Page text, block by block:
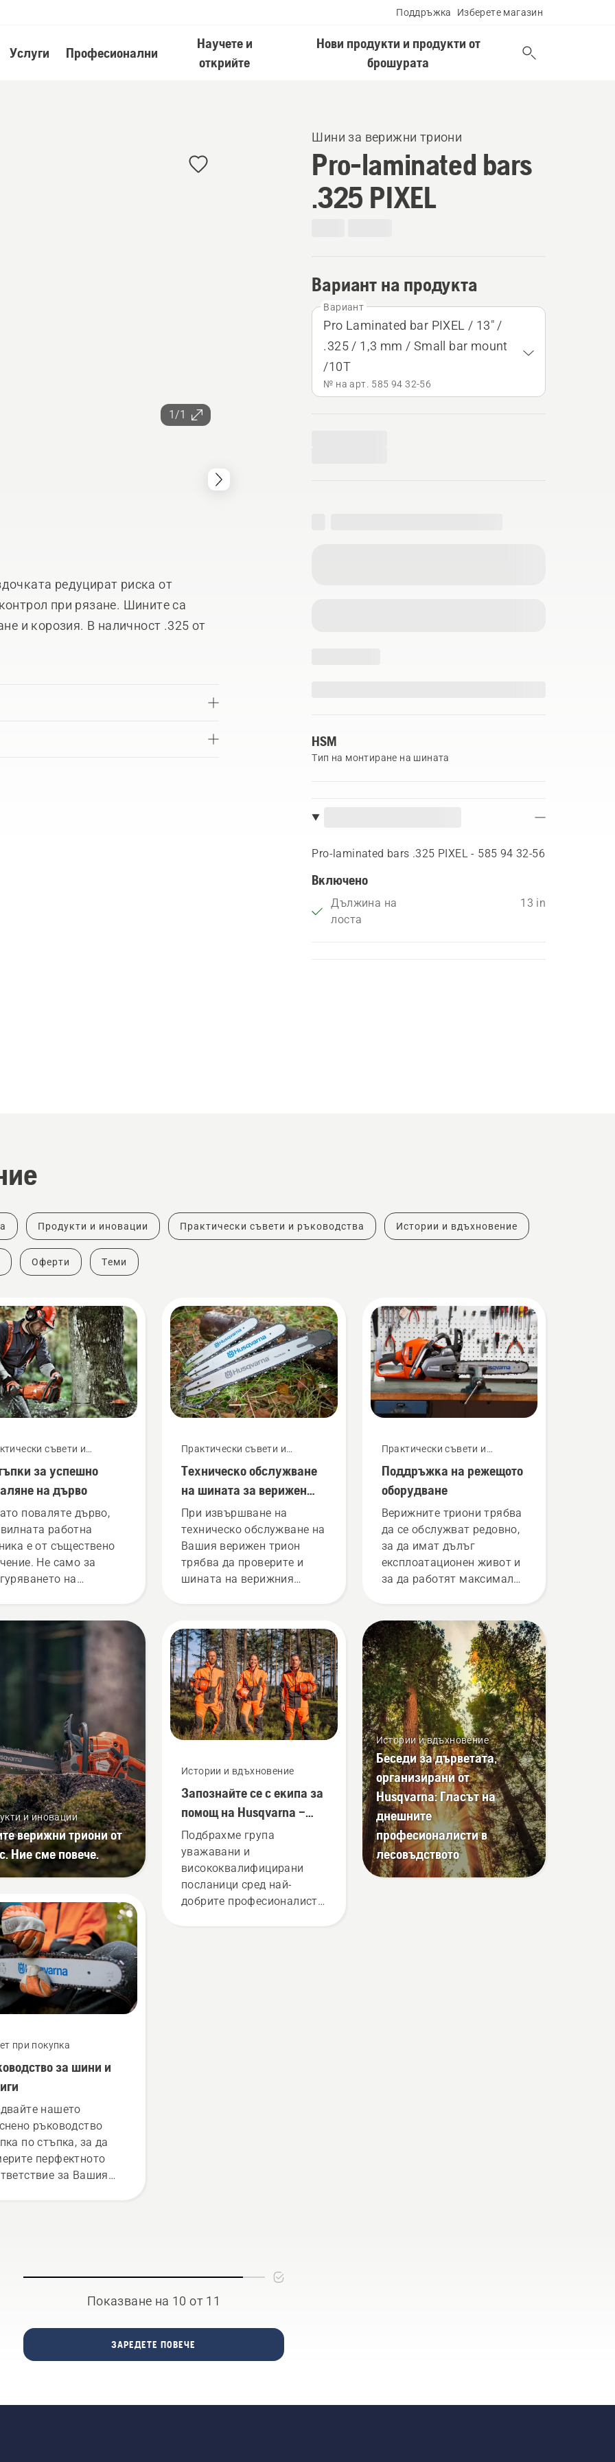
Поддръжка Изберете магазин
Услуги Професионални
Научете и
открийте
Нови продукти и продукти от
брошурата
1/1
Шини за верижни триони
Pro-laminated bars
.325 PIXEL
Вариант на продукта
Вариант
Pro Laminated bar PIXEL / 13" /
.325 / 1,3 mm / Small bar mount
/10T
№ на арт. 585 94 32‑56
HSM
Тип на монтиране на шината
Pro-laminated bars .325 PIXEL - 585 94 32‑56
Включено
Дължина на
лоста
13 in
редуцират риска от
при рязане. Шините са
и корозия. В наличност .325 от
Продукти и иновации Практически съвети и ръководства Истории и вдъхновение
Оферти Теми
съвети и
за успешно
на дърво
поваляте дървo,
работна
е от съществено
Не само за
на
по време на
и иновации
верижни триони от
Ние сме повече.
при покупка
за шини и
нашето
ръководство
по стъпка, за да
перфектното
за Вашия
Практически съвети и
Техническо обслужване
на шината за верижен
трион
При извършване на
техническо обслужване на
Вашия верижен трион
трябва да проверите и
шината на верижния
обслужване, или трябва
да бъде сменена.
Истории и вдъхновение
Запознайте се с екипа за
помощ на Husqvarna –
нашите най-взискателни
потребители
Подбрахме група
уважавани и
висококвалифицирани
посланици сред най-
добрите професионалисти
Практически съвети и
Поддръжка на режещото
оборудване
Верижните триони трябва
да се обслужват редовно,
за да имат дълъг
експлоатационен живот и
за да работят максимално
поддръжката, която
можете да извършвате
сами.
Истории и вдъхновение
Беседи за дърветата,
организирани от
Husqvarna: Гласът на
днешните
професионалисти в
лесовъдството
Показване на 10 от 11
ЗАРЕДЕТЕ ПОВЕЧЕ